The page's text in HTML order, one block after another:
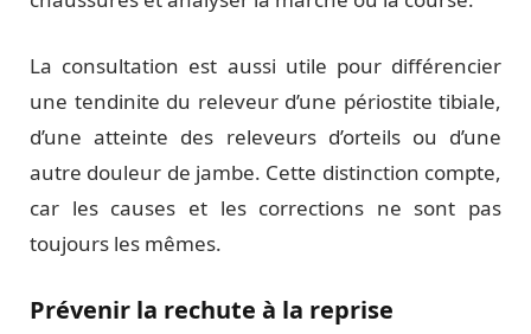
La consultation est aussi utile pour différencier
une tendinite du releveur d’une périostite tibiale,
d’une atteinte des releveurs d’orteils ou d’une
autre douleur de jambe. Cette distinction compte,
car les causes et les corrections ne sont pas
toujours les mêmes.
Prévenir la rechute à la reprise